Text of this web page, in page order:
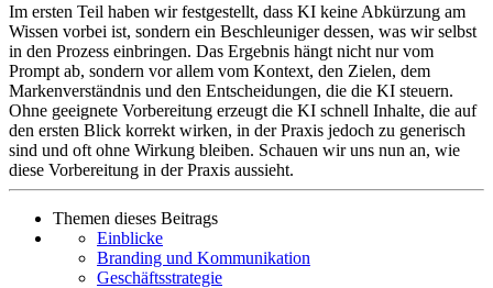
Im ersten Teil haben wir festgestellt, dass KI keine Abkürzung am
Wissen vorbei ist, sondern ein Beschleuniger dessen, was wir selbst
in den Prozess einbringen. Das Ergebnis hängt nicht nur vom
Prompt ab, sondern vor allem vom Kontext, den Zielen, dem
Markenverständnis und den Entscheidungen, die die KI steuern.
Ohne geeignete Vorbereitung erzeugt die KI schnell Inhalte, die auf
den ersten Blick korrekt wirken, in der Praxis jedoch zu generisch
sind und oft ohne Wirkung bleiben. Schauen wir uns nun an, wie
diese Vorbereitung in der Praxis aussieht.
Themen dieses Beitrags
Einblicke
Branding und Kommunikation
Geschäftsstrategie